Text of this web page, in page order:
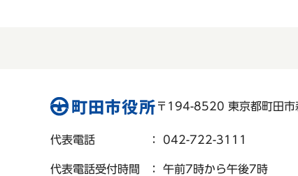
〒194-8520 東京都町田
代表電話 ： 042-722-3111
代表電話受付時間 ： 午前7時から午後7時